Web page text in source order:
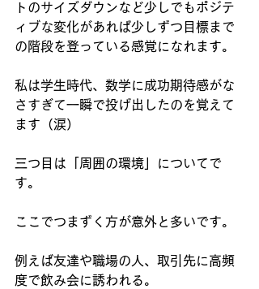
トのサイズダウンなど少しでもポジテ
ィブな変化があれば少しずつ目標まで
の階段を登っている感覚になれます。
私は学生時代、数学に成功期待感がな
さすぎて一瞬で投げ出したのを覚えて
ます（涙）
三つ目は「周囲の環境」についてで
す。
ここでつまずく方が意外と多いです。
例えば友達や職場の人、取引先に高頻
度で飲み会に誘われる。